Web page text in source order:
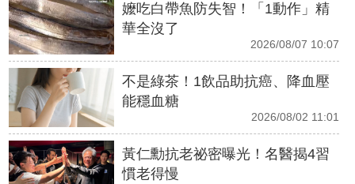
嬤吃白帶魚防失智！「1動作」精
華全沒了
2026/08/07 10:07
不是綠茶！1飲品助抗癌、降血壓
能穩血糖
2026/08/02 11:01
黃仁勳抗老祕密曝光！名醫揭4習
慣老得慢